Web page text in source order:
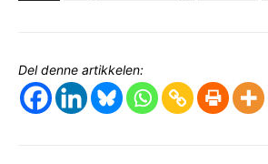
Del denne artikkelen: